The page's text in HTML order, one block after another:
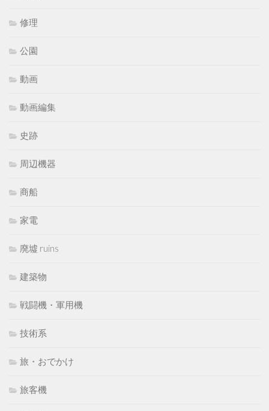
修理
公園
動画
動画編集
史跡
周辺機器
商船
家電
廃墟 ruins
建築物
戦闘機・軍用機
技術系
旅・おでかけ
旅客機